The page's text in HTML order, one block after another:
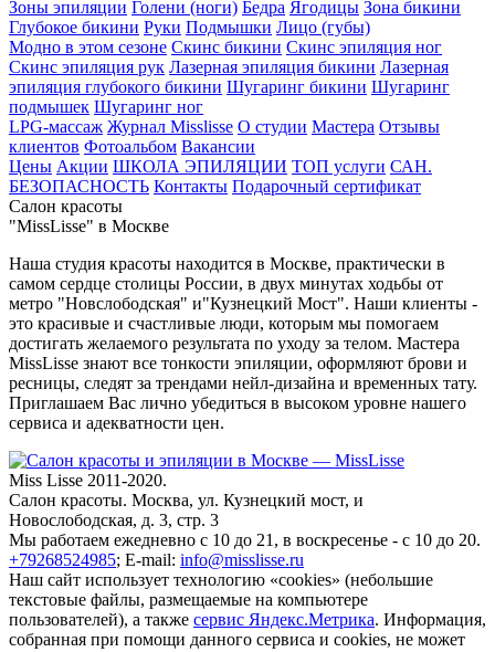
Зоны эпиляции Голени (ноги) Бедра Ягодицы Зона бикини
Глубокое бикини Руки Подмышки Лицо (губы)
Модно в этом сезоне Скинс бикини Скинс эпиляция ног
Скинс эпиляция рук Лазерная эпиляция бикини Лазерная
эпиляция глубокого бикини Шугаринг бикини Шугаринг
подмышек Шугаринг ног
LPG-массаж Журнал Misslisse О студии Мастера Отзывы
клиентов Фотоальбом Вакансии
Цены Акции ШКОЛА ЭПИЛЯЦИИ ТОП услуги САН.
БЕЗОПАСНОСТЬ Контакты Подарочный сертификат
Салон красоты
"MissLisse" в Москве
Наша студия красоты находится в Москве, практически в
самом сердце столицы России, в двух минутах ходьбы от
метро "Новслободская" и"Кузнецкий Мост". Наши клиенты -
это красивые и счастливые люди, которым мы помогаем
достигать желаемого результата по уходу за телом. Мастера
MissLisse знают все тонкости эпиляции, оформляют брови и
ресницы, следят за трендами нейл-дизайна и временных тату.
Приглашаем Вас лично убедиться в высоком уровне нашего
сервиса и адекватности цен.
Miss Lisse 2011-2020.
Салон красоты. Москва, ул. Кузнецкий мост, и
Новослободская, д. 3, стр. 3
Мы работаем ежедневно с 10 до 21, в воскресенье - с 10 до 20.
+79268524985; E-mail: info@misslisse.ru
Наш сайт использует технологию «cookies» (небольшие
текстовые файлы, размещаемые на компьютере
пользователей), а также сервис Яндекс.Метрика. Информация,
собранная при помощи данного сервиса и cookies, не может